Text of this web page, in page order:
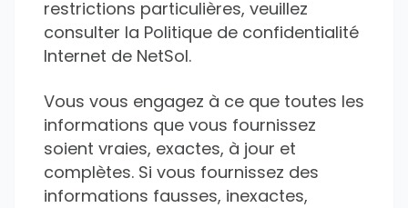
restrictions particulières, veuillez
consulter la Politique de confidentialité
Internet de NetSol.
Vous vous engagez à ce que toutes les
informations que vous fournissez
soient vraies, exactes, à jour et
complètes. Si vous fournissez des
informations fausses, inexactes,